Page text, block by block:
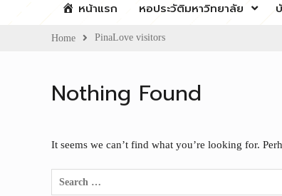
หน้าแรก หอประวัติมหาวิทยาลัย
Home PinaLove visitors
Nothing Found
It seems we can’t find what you’re looking for.
Search
for: